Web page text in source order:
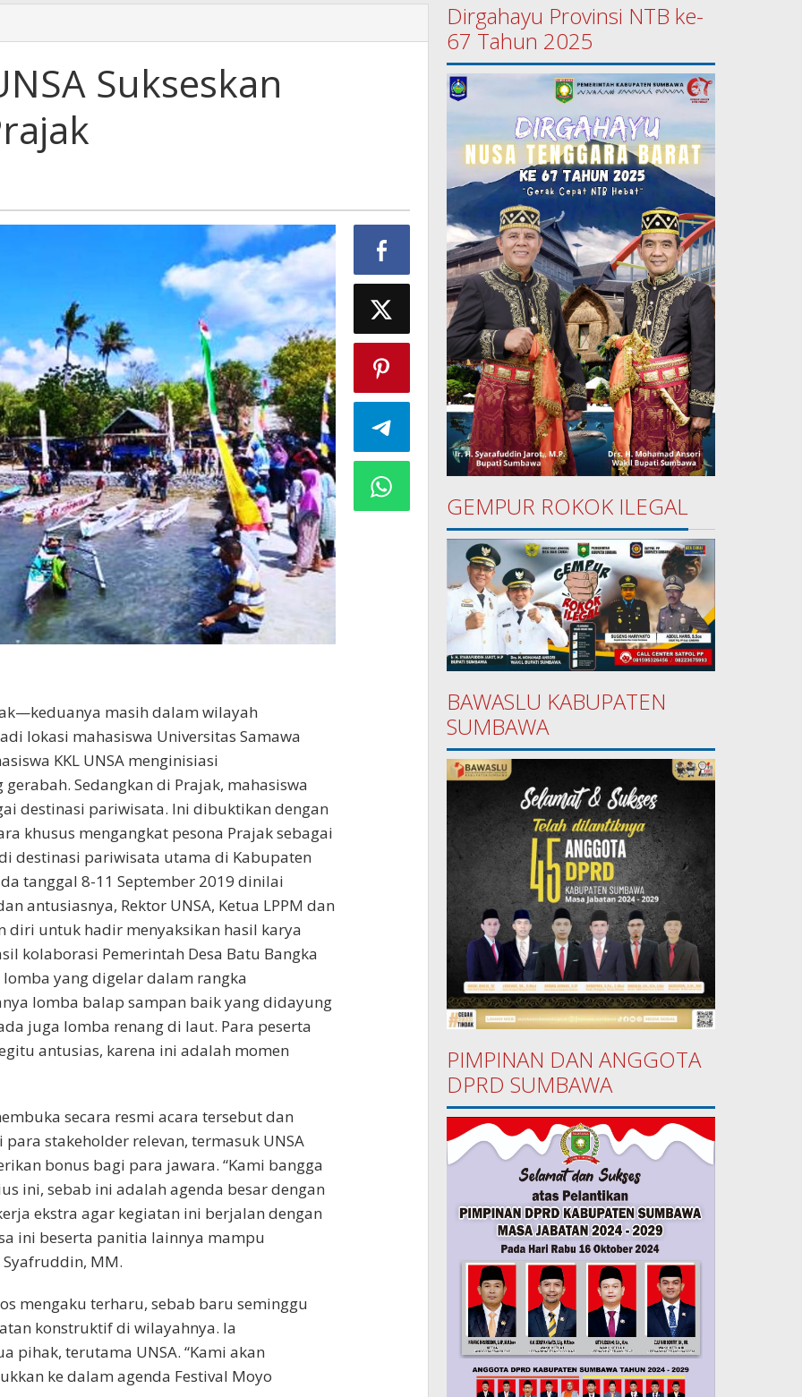
Sukseskan
masih dalam wilayah
lokasi mahasiswa Universitas Samawa
KKL UNSA menginisiasi
Sedangkan di Prajak, mahasiswa
destinasi pariwisata. Ini dibuktikan dengan
khusus mengangkat pesona Prajak sebagai
destinasi pariwisata utama di Kabupaten
tanggal 8-11 September 2019 dinilai
antusiasnya, Rektor UNSA, Ketua LPPM dan
diri untuk hadir menyaksikan hasil karya
kolaborasi Pemerintah Desa Batu Bangka
lomba yang digelar dalam rangka
lomba balap sampan baik yang didayung
juga lomba renang di laut. Para peserta
antusias, karena ini adalah momen
secara resmi acara tersebut dan
stakeholder relevan, termasuk UNSA
bonus bagi para jawara. “Kami bangga
ini, sebab ini adalah agenda besar dengan
ekstra agar kegiatan ini berjalan dengan
ini beserta panitia lainnya mampu
Syafruddin, MM.
mengaku terharu, sebab baru seminggu
konstruktif di wilayahnya. Ia
pihak, terutama UNSA. “Kami akan
ke dalam agenda Festival Moyo
Dirgahayu Provinsi NTB ke-
67 Tahun 2025
GEMPUR ROKOK ILEGAL
BAWASLU KABUPATEN
SUMBAWA
PIMPINAN DAN ANGGOTA
DPRD SUMBAWA